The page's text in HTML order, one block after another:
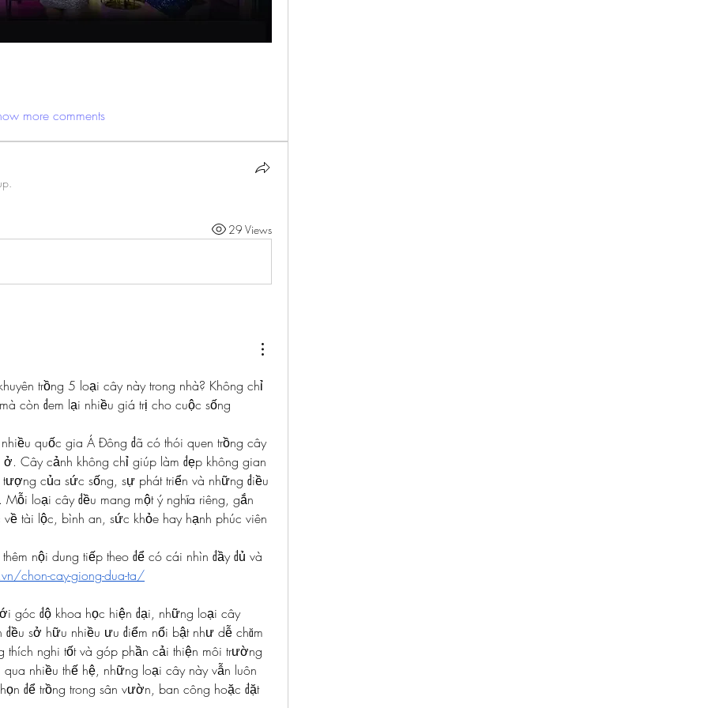
more comments
29 Views
trồng 5 loại cây này trong nhà? Không chỉ
còn đem lại nhiều giá trị cho cuộc sống
quốc gia Á Đông đã có thói quen trồng cây
ở. Cây cảnh không chỉ giúp làm đẹp không gian
của sức sống, sự phát triển và những điều
Mỗi loại cây đều mang một ý nghĩa riêng, gắn
tài lộc, bình an, sức khỏe hay hạnh phúc viên
nội dung tiếp theo để có cái nhìn đầy đủ và
chon-cay-giong-dua-ta/
góc độ khoa học hiện đại, những loại cây
sở hữu nhiều ưu điểm nổi bật như dễ chăm
thích nghi tốt và góp phần cải thiện môi trường
nhiều thế hệ, những loại cây này vẫn luôn
để trồng trong sân vườn, ban công hoặc đặt